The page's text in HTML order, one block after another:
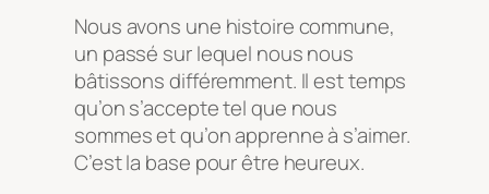
Nous avons une histoire commune,
un passé sur lequel nous nous
bâtissons différemment. Il est temps
qu’on s’accepte tel que nous
sommes et qu’on apprenne à s’aimer.
C’est la base pour être heureux.